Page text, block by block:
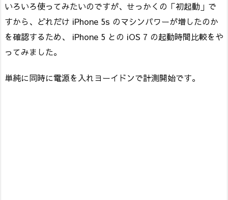
いろいろ使ってみたいのですが、せっかくの「初起動」で
すから、どれだけ iPhone 5s のマシンパワーが増したのか
を確認するため、 iPhone 5 との iOS 7 の起動時間比較をや
ってみました。
単純に同時に電源を入れヨーイドンで計測開始です。